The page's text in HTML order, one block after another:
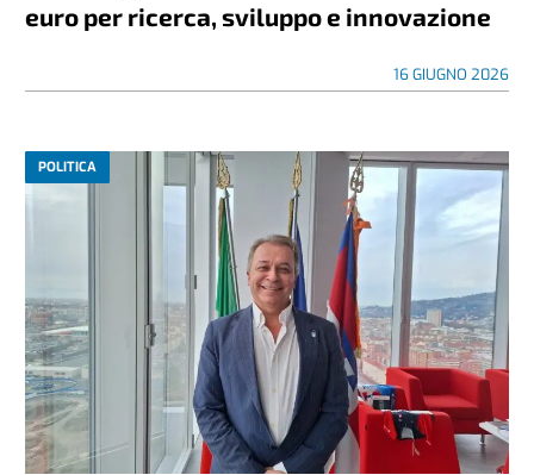
euro per ricerca, sviluppo e innovazione
16 GIUGNO 2026
POLITICA